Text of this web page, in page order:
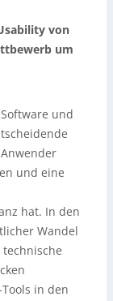
von
um
und
und eine
hat. In den
Wandel
in den